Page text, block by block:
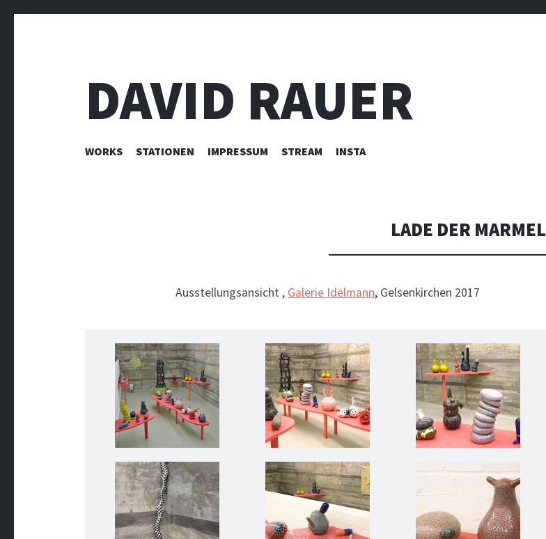
DAVID RAUER
ZUM INHALT SPRINGEN
WORKS STATIONEN IMPRESSUM STREAM INSTA
LADE DER MARMEL
Ausstellungsansicht , Galerie Idelmann, Gelsenkirchen 2017